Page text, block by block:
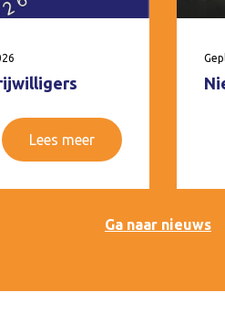
Lees meer
Ga naar nieuws